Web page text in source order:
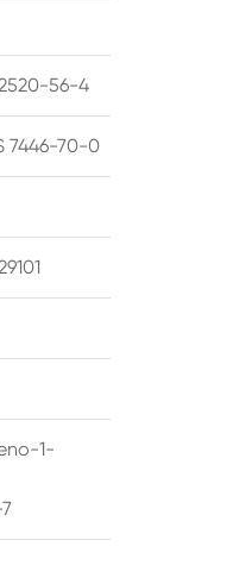
56-4
7446-70-0
1-